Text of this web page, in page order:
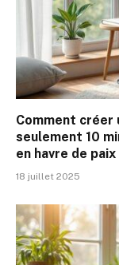
Comment créer
seulement 10
en havre de paix
18 juillet 2025